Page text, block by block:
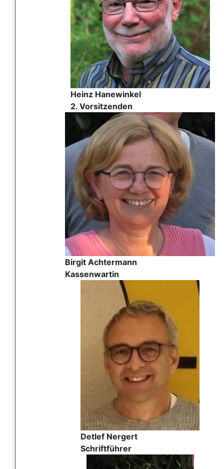
Heinz Hanewinkel
2. Vorsitzenden
Birgit Achtermann
Kassenwartin
Detlef Nergert
Schriftführer